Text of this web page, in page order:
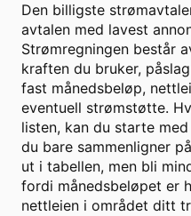
Den billigste
avtalen med lavest
Strømregningen består
kraften du bruker,
fast månedsbeløp,
eventuell strømstøtte.
listen, kan du starte med
du bare sammenligner
ut i tabellen, men bli
fordi månedsbeløpet er
nettleien i området ditt